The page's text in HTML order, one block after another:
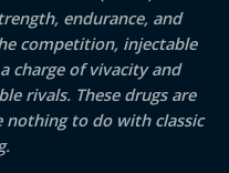
endurance, and
competition, injectable
charge of vivacity and
rivals. These drugs are
nothing to do with classic